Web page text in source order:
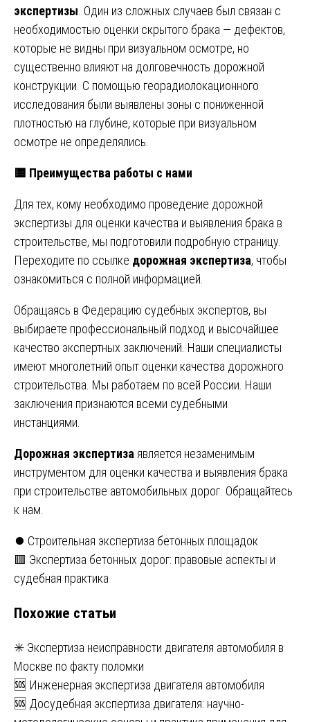
экспертизы . Один из сложных случаев был связан с
необходимостью оценки скрытого брака — дефектов,
которые не видны при визуальном осмотре, но
существенно влияют на долговечность дорожной
конструкции. С помощью георадиолокационного
исследования были выявлены зоны с пониженной
плотностью на глубине, которые при визуальном
осмотре не определялись.
🟨 Преимущества работы с нами
Для тех, кому необходимо проведение дорожной
экспертизы для оценки качества и выявления брака в
строительстве, мы подготовили подробную страницу.
Переходите по ссылке дорожная экспертиза, чтобы
ознакомиться с полной информацией.
Обращаясь в Федерацию судебных экспертов, вы
выбираете профессиональный подход и высочайшее
качество экспертных заключений. Наши специалисты
имеют многолетний опыт оценки качества дорожного
строительства. Мы работаем по всей России. Наши
заключения признаются всеми судебными
инстанциями.
Дорожная экспертиза является незаменимым
инструментом для оценки качества и выявления брака
при строительстве автомобильных дорог. Обращайтесь
к нам.
Навигация
по
⏺️ Строительная экспертиза бетонных площадок
🟥 Экспертиза бетонных дорог: правовые аспекты и
судебная практика
Похожие статьи
✳️ Экспертиза неисправности двигателя автомобиля в
Москве по факту поломки
🆘 Инженерная экспертиза двигателя автомобиля
🆘 Досудебная экспертиза двигателя: научно-